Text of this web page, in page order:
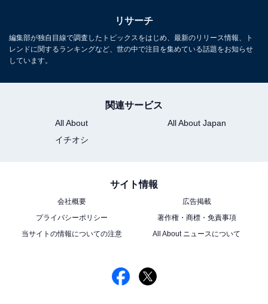
リサーチ
編集部が独自目線で調査したトピックスをはじめ、最新のリリース情報、ト
レンドに関するランキングなど、世の中で注目を集めている話題をお知らせ
しています。
関連サービス
All About
All About Japan
イチオシ
サイト情報
会社概要
広告掲載
プライバシーポリシー
著作権・商標・免責事項
当サイトの情報についての注意
All About ニュースについて